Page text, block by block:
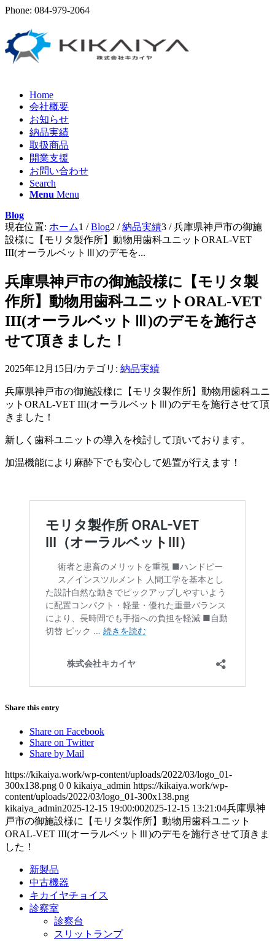
Phone: 084-979-2064
Home
会社概要
お知らせ
納品実績
取扱商品
開業支援
お問い合わせ
Search
Menu Menu
Blog
現在位置: ホーム1 / Blog2 / 納品実績3 / 兵庫県神戸市の御施
設様に【モリタ製作所】動物用歯科ユニットORAL-VET
III(オーラルベットⅢ)のデモを...
兵庫県神戸市の御施設様に【モリタ製
作所】動物用歯科ユニットORAL-VET
III(オーラルベットⅢ)のデモを施行さ
せて頂きました！
2025年12月15日 /カテゴリ: 納品実績
兵庫県神戸市の御施設様に【モリタ製作所】動物用歯科ユニ
ットORAL-VET III(オーラルベットⅢ)のデモを施行させて頂
きました！
新しく歯科ユニットの導入を検討して頂いております。
加温機能により麻酔下でも安心して処置が行えます！
Share this entry
Share on Facebook
Share on Twitter
Share by Mail
https://kikaiya.work/wp-content/uploads/2022/03/logo_01-
300x138.png 0 0 kikaiya_admin https://kikaiya.work/wp-
content/uploads/2022/03/logo_01-300x138.png
kikaiya_admin2025-12-15 19:00:002025-12-15 13:21:04兵庫県神
戸市の御施設様に【モリタ製作所】動物用歯科ユニット
ORAL-VET III(オーラルベットⅢ)のデモを施行させて頂きま
した！
新製品
中古機器
キカイヤチョイス
診察室
診察台
スリットランプ